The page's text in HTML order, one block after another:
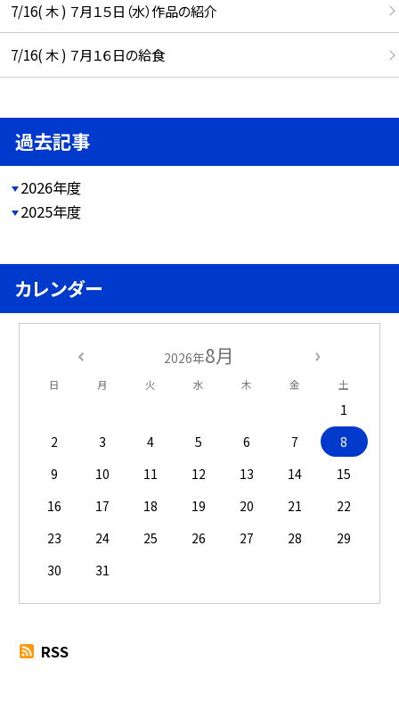
7/16( 木 ) ７月１５日（水）作品の紹介
7/16( 木 ) ７月１６日の給食
過去記事
2026年度
2025年度
カレンダー
2026年8月
日 月 火 水 木 金 土
1
2
3 4 5 6 7
8
9
10 11 12 13 14
15
16
17 18 19 20 21
22
23
24 25 26 27 28
29
30
31
RSS